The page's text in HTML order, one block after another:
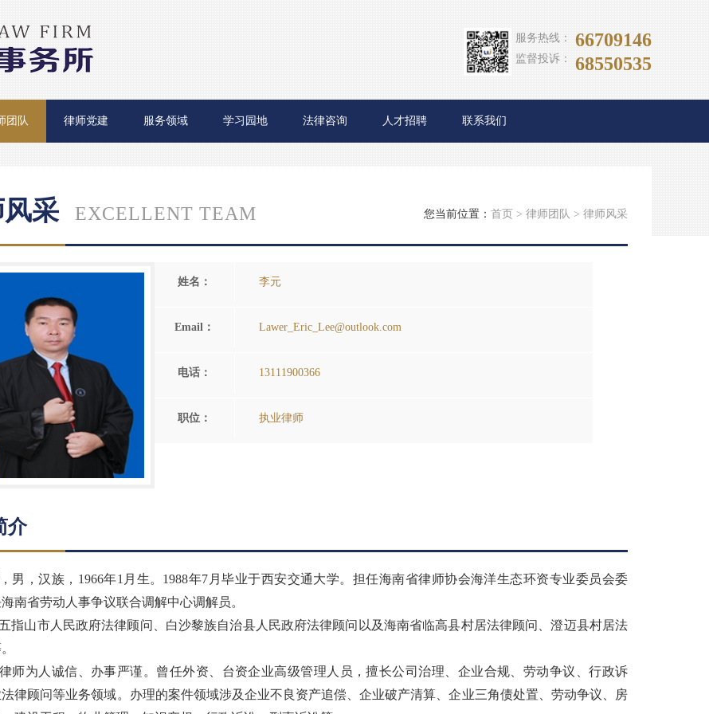
服务热线：
监督投诉：
66709146
68550535
团队 律师党建 服务领域 学习园地 法律咨询 人才招聘 联系我们
采 EXCELLENT TEAM 您当前位置： 首页 > 律师团队 > 律师风采
姓名： 李元
Email： Lawer_Eric_Lee@outlook.com
电话： 13111900366
职位： 执业律师
介
男，汉族，1966年1月生。1988年7月毕业于西安交通大学。担任海南省律师协会海洋生态环资专业委员会委
南省劳动人事争议联合调解中心调解员。
指山市人民政府法律顾问、白沙黎族自治县人民政府法律顾问以及海南省临高县村居法律顾问、澄迈县村居法
师为人诚信、办事严谨。曾任外资、台资企业高级管理人员，擅长公司治理、企业合规、劳动争议、行政诉
律顾问等业务领域。办理的案件领域涉及企业不良资产追偿、企业破产清算、企业三角债处置、劳动争议、房